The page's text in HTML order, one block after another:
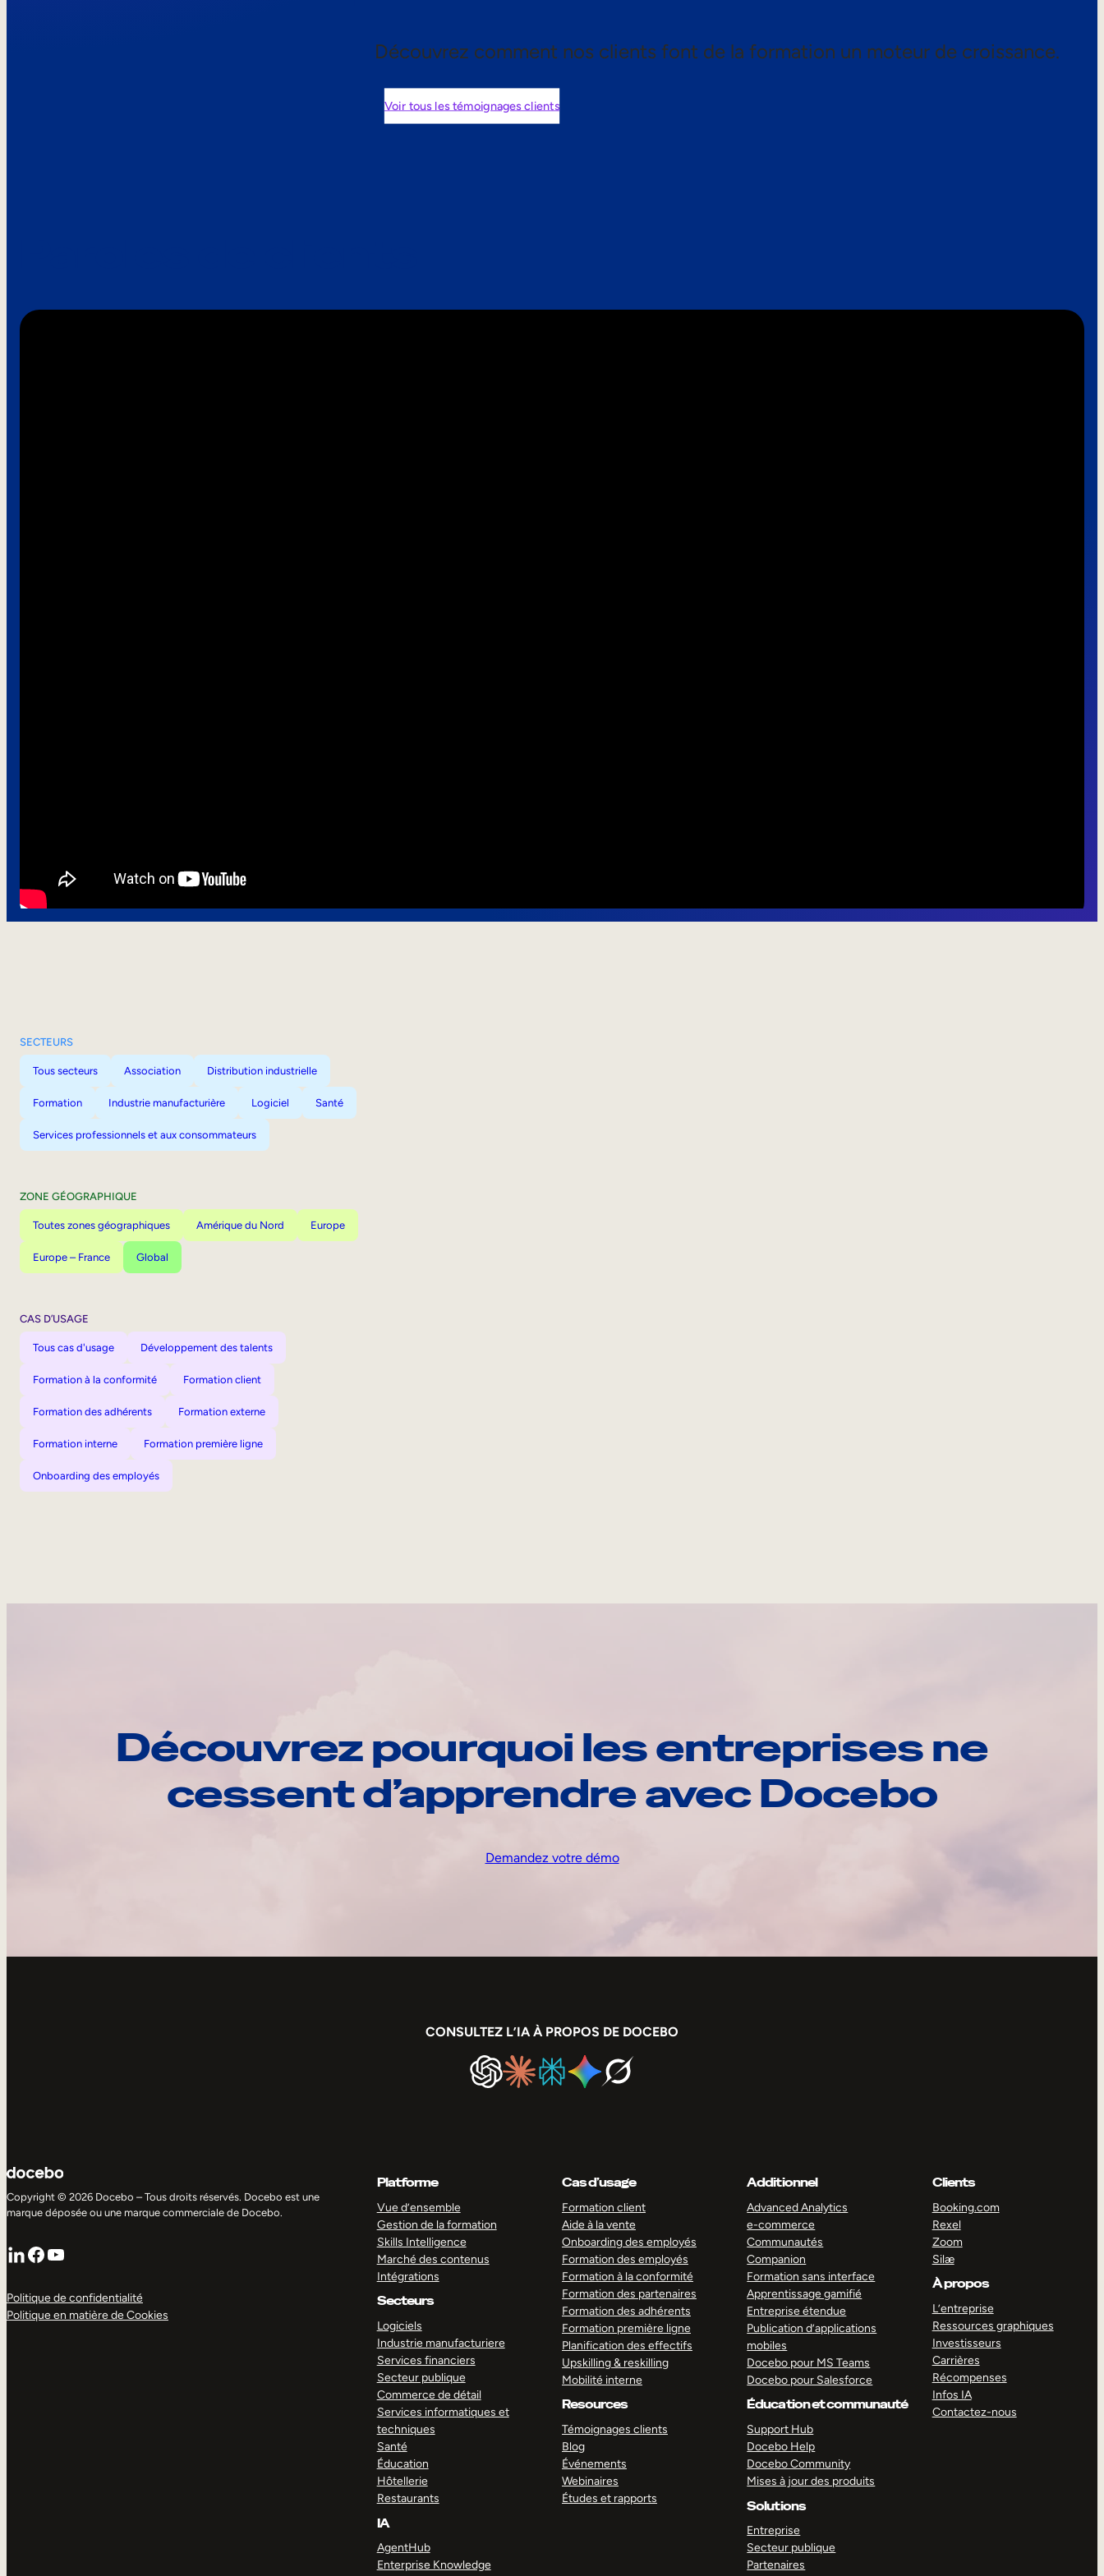
Découvrez comment nos clients font de la formation un moteur de croissance.
Voir tous les témoignages clients
SECTEURS
Tous secteurs Association Distribution industrielle
Formation Industrie manufacturière Logiciel Santé
Services professionnels et aux consommateurs
ZONE GÉOGRAPHIQUE
Toutes zones géographiques Amérique du Nord Europe
Europe – France Global
CAS D’USAGE
Tous cas d'usage Développement des talents
Formation à la conformité Formation client
Formation des adhérents Formation externe
Formation interne Formation première ligne
Onboarding des employés
Découvrez pourquoi les entreprises ne
cessent d’apprendre avec Docebo
Demandez votre démo
CONSULTEZ L’IA À PROPOS DE DOCEBO
Copyright © 2026 Docebo – Tous droits réservés. Docebo est une
marque déposée ou une marque commerciale de Docebo.
LinkedIn
Facebook
YouTube
Politique de confidentialité
Politique en matière de Cookies
Platforme
Vue d’ensemble
Gestion de la formation
Skills Intelligence
Marché des contenus
Intégrations
Secteurs
Logiciels
Industrie manufacturiere
Services financiers
Secteur publique
Commerce de détail
Services informatiques et
techniques
Santé
Éducation
Hôtellerie
Restaurants
IA
AgentHub
Enterprise Knowledge
Cas d’usage
Formation client
Aide à la vente
Onboarding des employés
Formation des employés
Formation à la conformité
Formation des partenaires
Formation des adhérents
Formation première ligne
Planification des effectifs
Upskilling & reskilling
Mobilité interne
Resources
Témoignages clients
Blog
Événements
Webinaires
Études et rapports
Additionnel
Advanced Analytics
e-commerce
Communautés
Companion
Formation sans interface
Apprentissage gamifié
Entreprise étendue
Publication d’applications
mobiles
Docebo pour MS Teams
Docebo pour Salesforce
Éducation et communauté
Support Hub
Docebo Help
Docebo Community
Mises à jour des produits
Solutions
Entreprise
Secteur publique
Partenaires
Clients
Booking.com
Rexel
Zoom
Silæ
À propos
L’entreprise
Ressources graphiques
Investisseurs
Carrières
Récompenses
Infos IA
Contactez-nous